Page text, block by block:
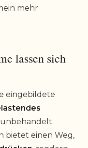
mehr
lassen sich
eingebildete
unbehandelt
bietet einen Weg,